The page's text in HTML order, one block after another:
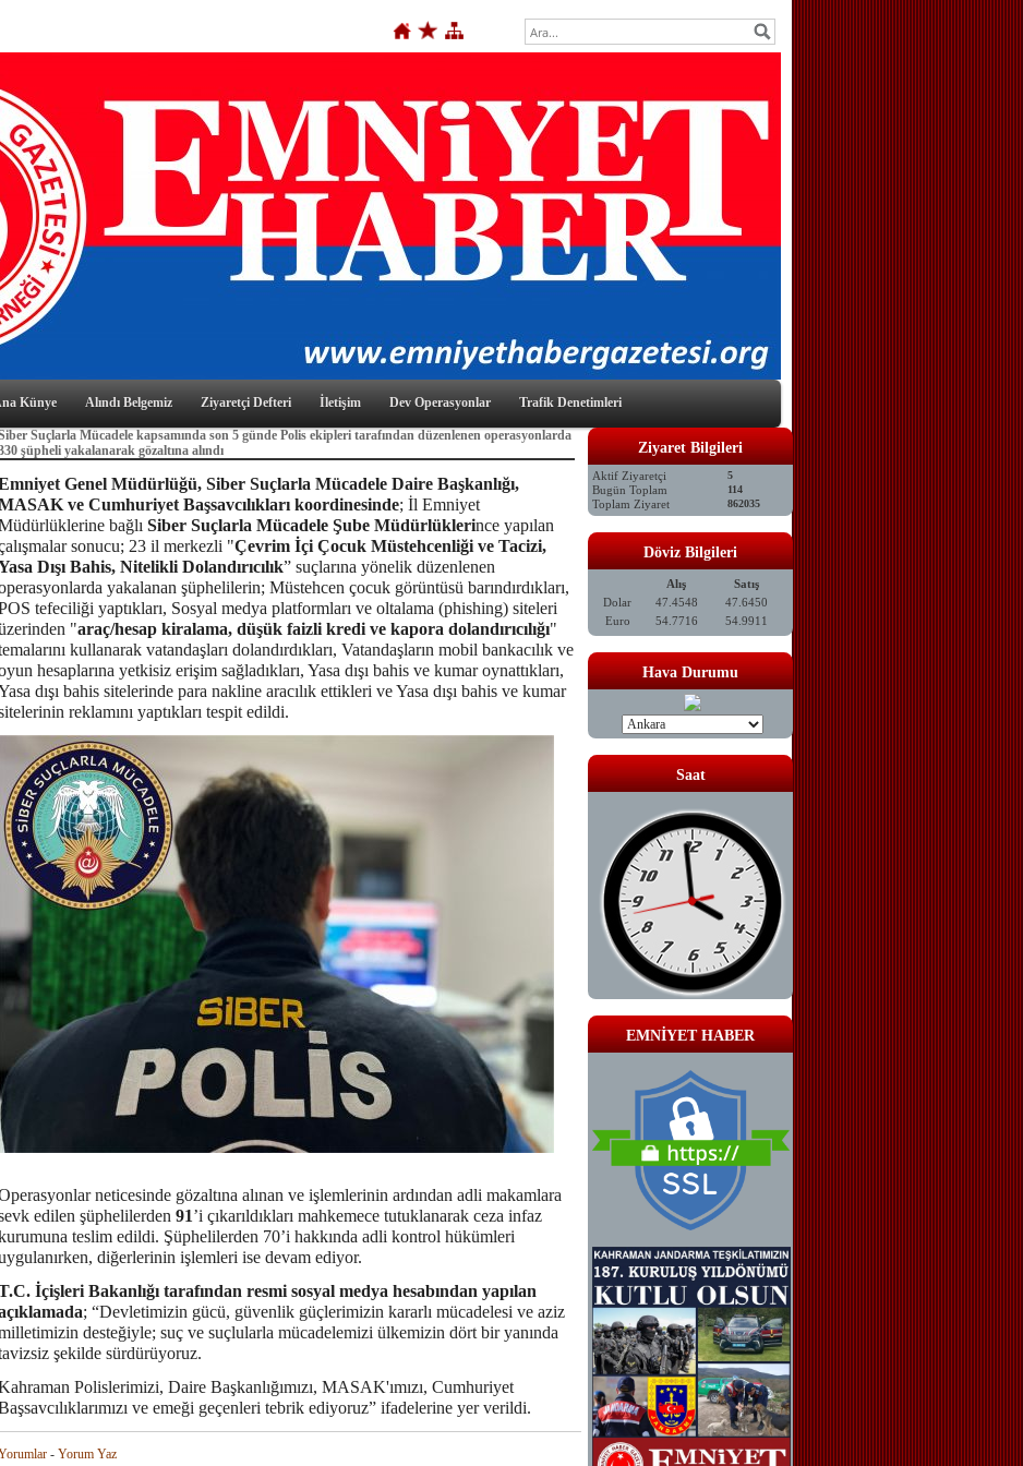
Künye Alındı Belgemiz Ziyaretçi Defteri İletişim Dev Operasyonlar Trafik Denetimleri
Suçlarla Mücadele kapsamında son 5 günde Polis ekipleri tarafından düzenlenen operasyonlarda
şüpheli yakalanarak gözaltına alındı
Genel Müdürlüğü, Siber Suçlarla Mücadele Daire Başkanlığı,
ve Cumhuriyet Başsavcılıkları koordinesinde; İl Emniyet
bağlı Siber Suçlarla Mücadele Şube Müdürlüklerince yapılan
sonucu; 23 il merkezli "Çevrim İçi Çocuk Müstehcenliği ve Tacizi,
Dışı Bahis, Nitelikli Dolandırıcılık” suçlarına yönelik düzenlenen
yakalanan şüphelilerin; Müstehcen çocuk görüntüsü barındırdıkları,
tefeciliği yaptıkları, Sosyal medya platformları ve oltalama (phishing) siteleri
"araç/hesap kiralama, düşük faizli kredi ve kapora dolandırıcılığı"
kullanarak vatandaşları dolandırdıkları, Vatandaşların mobil bankacılık ve
hesaplarına yetkisiz erişim sağladıkları, Yasa dışı bahis ve kumar oynattıkları,
dışı bahis sitelerinde para nakline aracılık ettikleri ve Yasa dışı bahis ve kumar
reklamını yaptıkları tespit edildi.
neticesinde gözaltına alınan ve işlemlerinin ardından adli makamlara
edilen şüphelilerden 91’i çıkarıldıkları mahkemece tutuklanarak ceza infaz
teslim edildi. Şüphelilerden 70’i hakkında adli kontrol hükümleri
diğerlerinin işlemleri ise devam ediyor.
İçişleri Bakanlığı tarafından resmi sosyal medya hesabından yapılan
; “Devletimizin gücü, güvenlik güçlerimizin kararlı mücadelesi ve aziz
desteğiyle; suç ve suçlularla mücadelemizi ülkemizin dört bir yanında
şekilde sürdürüyoruz.
Polislerimizi, Daire Başkanlığımızı, MASAK'ımızı, Cumhuriyet
ve emeği geçenleri tebrik ediyoruz” ifadelerine yer verildi.
- Yorum Yaz
Ziyaret Bilgileri
Aktif Ziyaretçi 5
Bugün Toplam 114
Toplam Ziyaret 862035
Döviz Bilgileri
Alış
Satış
Dolar
47.4548
47.6450
Euro
54.7716 54.9911
Hava Durumu
Saat
EMNİYET HABER